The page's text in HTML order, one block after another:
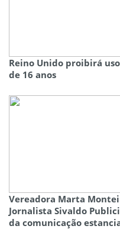
Reino Unido proibirá
de 16 anos
Vereadora Marta
Jornalista Sivaldo
da comunicação